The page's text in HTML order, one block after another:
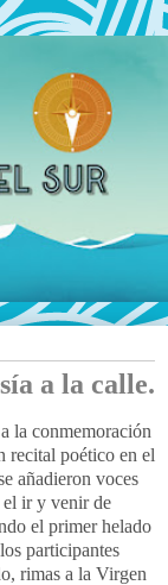
a la calle.
la conmemoración
recital poético en el
añadieron voces
el ir y venir de
el primer helado
participantes
rimas a la Virgen